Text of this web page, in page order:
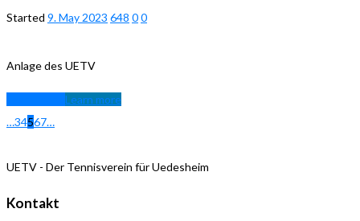
Started 9. May 2023 648 00
Anlage des UETV
Learn more
…34567…
UETV - Der Tennisverein für Uedesheim
Kontakt